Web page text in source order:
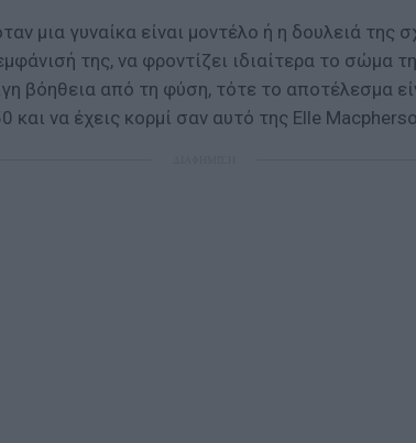
μια γυναίκα είναι μοντέλο ή η δουλειά της
της, να φροντίζει ιδιαίτερα το σώμα
βόηθεια από τη φύση, τότε το αποτέλεσμα
και να έχεις κορμί σαν αυτό της Elle